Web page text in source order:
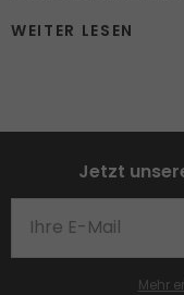
bieten zugleich die
Haut zum Strahlen
peppige Make-up-
WEITER LESEN
Jetzt
Mehr